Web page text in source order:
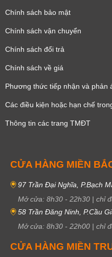
Chính sách bảo mật
Chính sách vận chuyển
Chính sách đổi trả
Chính sách về giá
Phương thức tiếp nhận và phản
Các điều kiện hoặc hạn chế
Thông tin các trang TMĐT
CỬA HÀNG MIỀN
97 Trần Đại Nghĩa, P.Bạch
Mở cửa: 8h30 - 22h30 | chỉ
58 Trần Đăng Ninh, P.Cầu
Mở cửa: 8h30 - 22h00 | chỉ
CỬA HÀNG MIỀN